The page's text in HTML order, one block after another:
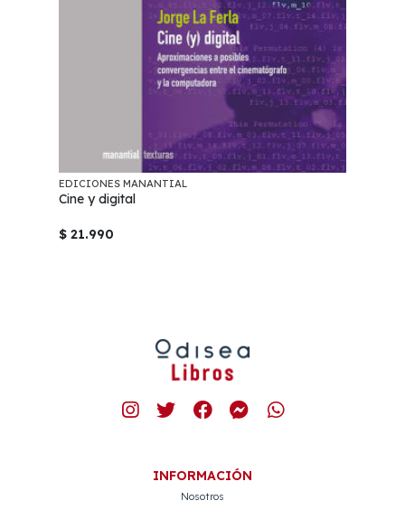
EDICIONES MANANTIAL
Cine y digital
$ 21.990
INFORMACIÓN
Nosotros